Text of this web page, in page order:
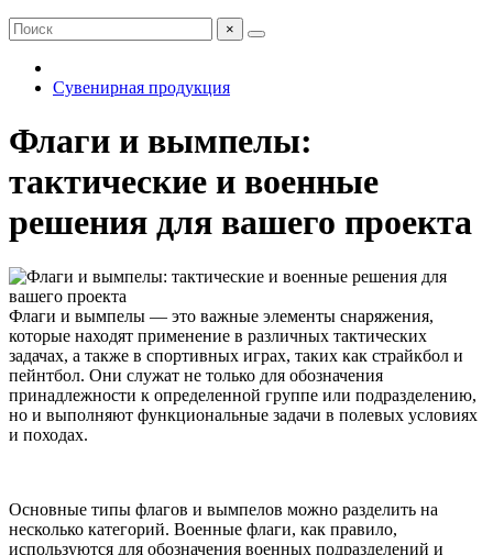
×
Сувенирная продукция
Флаги и вымпелы:
тактические и военные
решения для вашего проекта
Флаги и вымпелы — это важные элементы снаряжения,
которые находят применение в различных тактических
задачах, а также в спортивных играх, таких как страйкбол и
пейнтбол. Они служат не только для обозначения
принадлежности к определенной группе или подразделению,
но и выполняют функциональные задачи в полевых условиях
и походах.
Основные типы флагов и вымпелов можно разделить на
несколько категорий. Военные флаги, как правило,
используются для обозначения военных подразделений и